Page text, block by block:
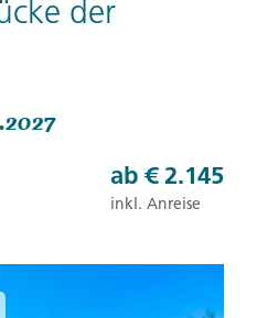
der
ab € 2.145
inkl. Anreise